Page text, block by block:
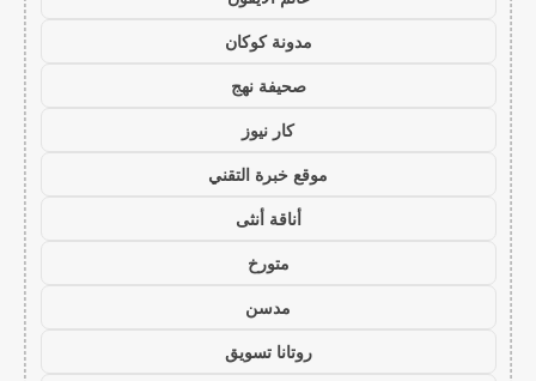
مدونة كوكان
صحيفة نهج
كار نيوز
موقع خبرة التقني
أناقة أنثى
متورخ
مدسن
روتانا تسويق